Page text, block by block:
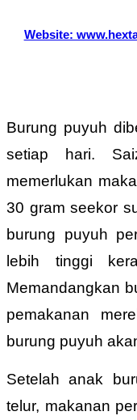
Website:
Burung puyuh
setiap hari.
memerlukan
30 gram seekor
burung puyuh
lebih tinggi
Memandangkan
pemakanan
burung puyuh
Setelah anak
telur, makanan